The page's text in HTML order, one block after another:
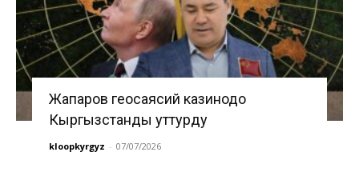
Жапаров геосаясий казинодо
Кыргызстанды уттурду
kloopkyrgyz - 07/07/2026